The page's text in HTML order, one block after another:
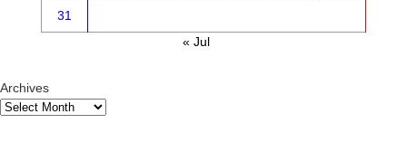
31
« Jul
Archives